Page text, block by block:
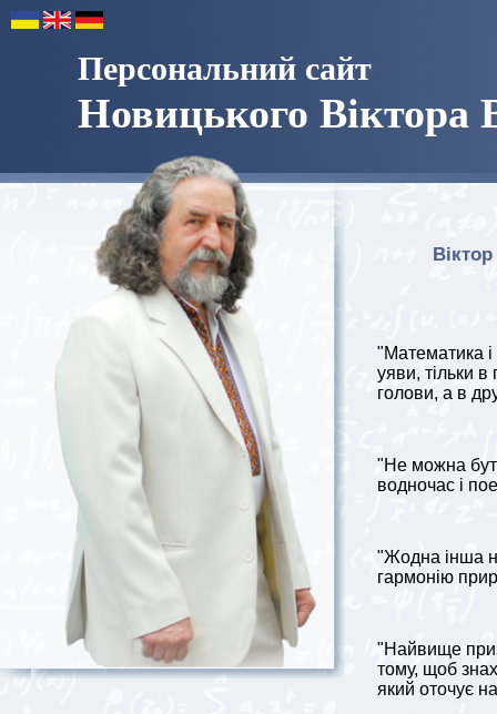
Персональний сайт
Новицького Віктора
"Математика і
уяви, тільки
голови, а в
"Не можна
водночас і
"Жодна інша
гармонію
"Найвище
тому, щоб
який оточує